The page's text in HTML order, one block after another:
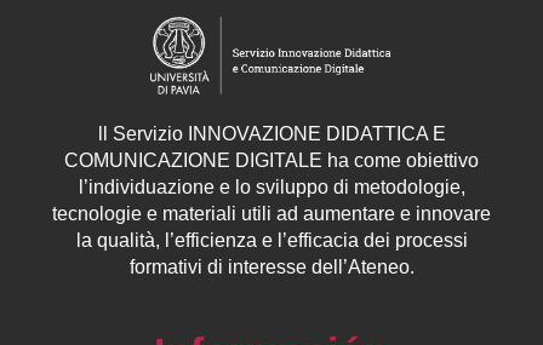
Servizio INNOVAZIONE DIDATTICA E
COMUNICAZIONE DIGITALE ha come obiettivo
l’individuazione e lo sviluppo di metodologie,
tecnologie e materiali utili ad aumentare e innovare
la qualità, l’efficienza e l’efficacia dei processi
formativi di interesse dell’Ateneo.